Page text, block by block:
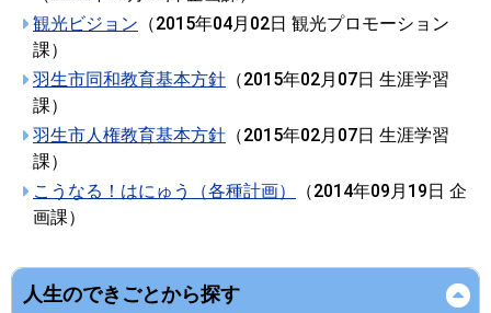
観光ビジョン （2015年04月02日 観光プロモーション
課）
羽生市同和教育基本方針 （2015年02月07日 生涯学習
課）
羽生市人権教育基本方針 （2015年02月07日 生涯学習
課）
こうなる！はにゅう（各種計画）
（2014年09月19日 企
画課）
人生のできごとから探す